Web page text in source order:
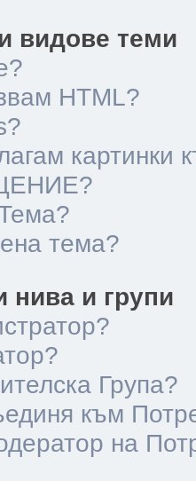
видове теми
HTML?
картинки
тема?
нива и групи
Група?
към
на